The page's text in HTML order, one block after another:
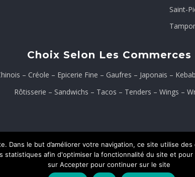
Saint-
Choix Selon Les Commerces
– Créole – Epicerie Fine – Gaufres – Japonais – Kebab
Rôtisserie – Sandwichs – Tacos – Tenders – Wings –
Légales Contact
Dans le but d’améliorer votre navigation, ce site utilise
afin d'optimiser la fonctionnalité du site et
sur Accepter pour continuer sur le site